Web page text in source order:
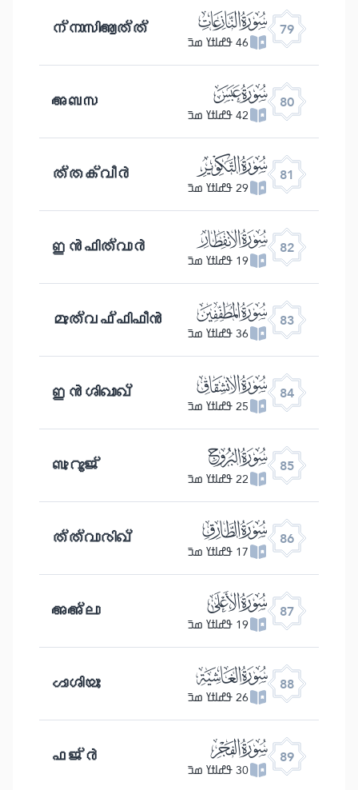
79 ﯼ
46 ߟߝߊߙߌ ߘߏ߫ ന്നാസിആത്ത്
80 ﯽ
42 ߟߝߊߙߌ ߘߏ߫ അബസ
81 ﯾ
29 ߟߝߊߙߌ ߘߏ߫ ത്തക്വീർ
82 ﯿ
19 ߟߝߊߙߌ ߘߏ߫ ഇൻഫിത്വാർ
83 ﰀ
36 ߟߝߊߙߌ ߘߏ߫ മുത്വഫ്ഫിഫീൻ
84 ﰁ
25 ߟߝߊߙߌ ߘߏ߫ ഇൻശിഖാഖ്
85 ﰂ
22 ߟߝߊߙߌ ߘߏ߫ ബുറൂജ്
86 ﰃ
17 ߟߝߊߙߌ ߘߏ߫ ത്ത്വാരിഖ്
87 ﰄ
19 ߟߝߊߙߌ ߘߏ߫ അഅ്ലാ
88 ﰅ
26 ߟߝߊߙߌ ߘߏ߫ ഗാശിയഃ
89 ﰆ
30 ߟߝߊߙߌ ߘߏ߫ ഫജ്ർ